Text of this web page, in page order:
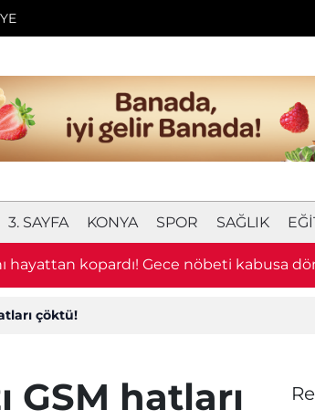
3. SAYFA KONYA SPOR SAĞLIK
hayattan kopardı! Gece nöbeti kabusa
çöktü!
GSM hatları